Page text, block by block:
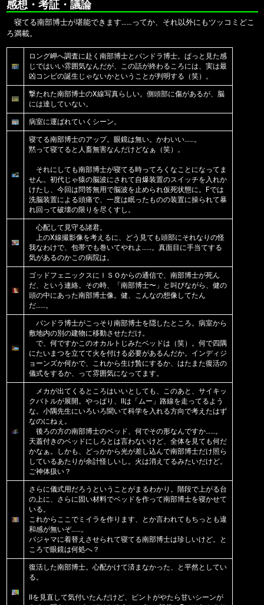
感想・考証・議論
寝てる南部博士が堪能できます……ってか、それ以外にもツッコミどこ
ろ満載。
ロング岬へ調査に赴く南部博士とパンドラ博士。ぱっと見た感
じではいい雰囲気なんだが、この話が終わるころには、実は最
凶コンビの誕生じゃないかということが判明する（笑）。
撃たれた南部博士のX線写真らしい。側頭部に傷があるが、脳
には達していない。
病室に運ばれていくシーン。
寝てる南部博士のアップ。眼鏡は無い。かわいい……。
黙って寝てると人畜無害なんだけどなぁ（笑）。
それにしても南部博士が寝てる時ってろくなことになってま
せん。初代じゃ猿の脳波にされて自爆装置のスイッチを入れか
けたし、今回は問答無用で脳波を止められ仮死状態に。Fでは
洗脳装置による頭痛で、一度は眠ったものの装置に操られて暴
れ回って破壊の限りを尽くすし。
心配して見守る諸君。
上のX線撮影像を考えるに、どう見ても頭部にそれなりの怪
我なわけで、包帯でも巻いてやれよ……。真面目に手当てする
気があるのかこの病院は。
ゴッドフェニックスにＩＳＯからの通信で、南部博士が死ん
だ、という連絡。その時、「南部博士〜」と叫びながら、健の
頭の中にあった南部博士像。健、こんなの想像してたん
だ……。
パンドラ博士がこっそり南部博士を隠したところ。病室から
敷地内の別の建物に移動させただけ。
で、何ですかこのオカルトじみたベッドは（笑）。何で四隅
にたいまつを立てて火を付ける必要があるんだか。インディジ
ョーンズか何かで、これから生け贄にするか、はたまた復活の
儀式をするか、って雰囲気になってます。
メカが出てくるところはいいとしても、このあと、サイキッ
クバトルが展開。やっぱり、IIは「ムー」路線を走ってるよう
な。小隅先生にいろいろ聞いて科学を入れる方向で考えたはず
なのにねぇ。
後ろの方の南部博士のベッド、何でその形なんですか……。
天蓋付きのベッドにしろとは言わないけど、全体を見ても何だ
かなぁ。しかも、どっかから光が差し込んで南部博士だけ照ら
しているあたりが余計怪しいし。火は消えてるみたいだけど。
ご神体扱い？
さらに儀式用だろうということがまるわかり。階段で上がる台
の上に、さらに固い材料でベッドを作って南部博士を寝かせて
いる。
これからここでミイラを作ります、とか言われてもちっとも違
和感が無いぞ……。
パジャマに着替えさせられて寝てる南部博士は珍しいけど。と
ころで眼鏡は何処へ？
復活した南部博士。心配かけて済まなかった、と平然としてい
る。
IIを見直して気付いたんだけど、ピントがやたら甘いシーンが